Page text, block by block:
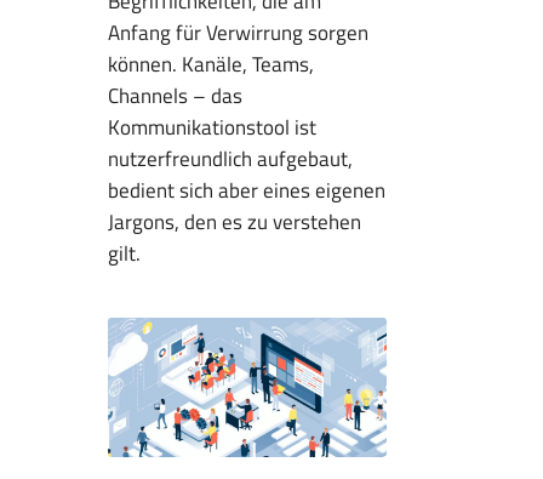
Anfang für Verwirrung sorgen
können. Kanäle, Teams,
Channels – das
Kommunikationstool ist
nutzerfreundlich aufgebaut,
bedient sich aber eines eigenen
Jargons, den es zu verstehen
gilt.